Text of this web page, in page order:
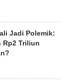
Jadi Polemik:
Rp2 Triliun